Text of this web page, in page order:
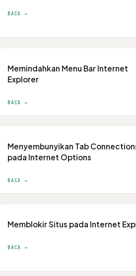
BACA →
Memindahkan Menu Bar Internet
Explorer
BACA →
Menyembunyikan Tab
pada Internet Options
BACA →
Memblokir Situs pada Internet
BACA →